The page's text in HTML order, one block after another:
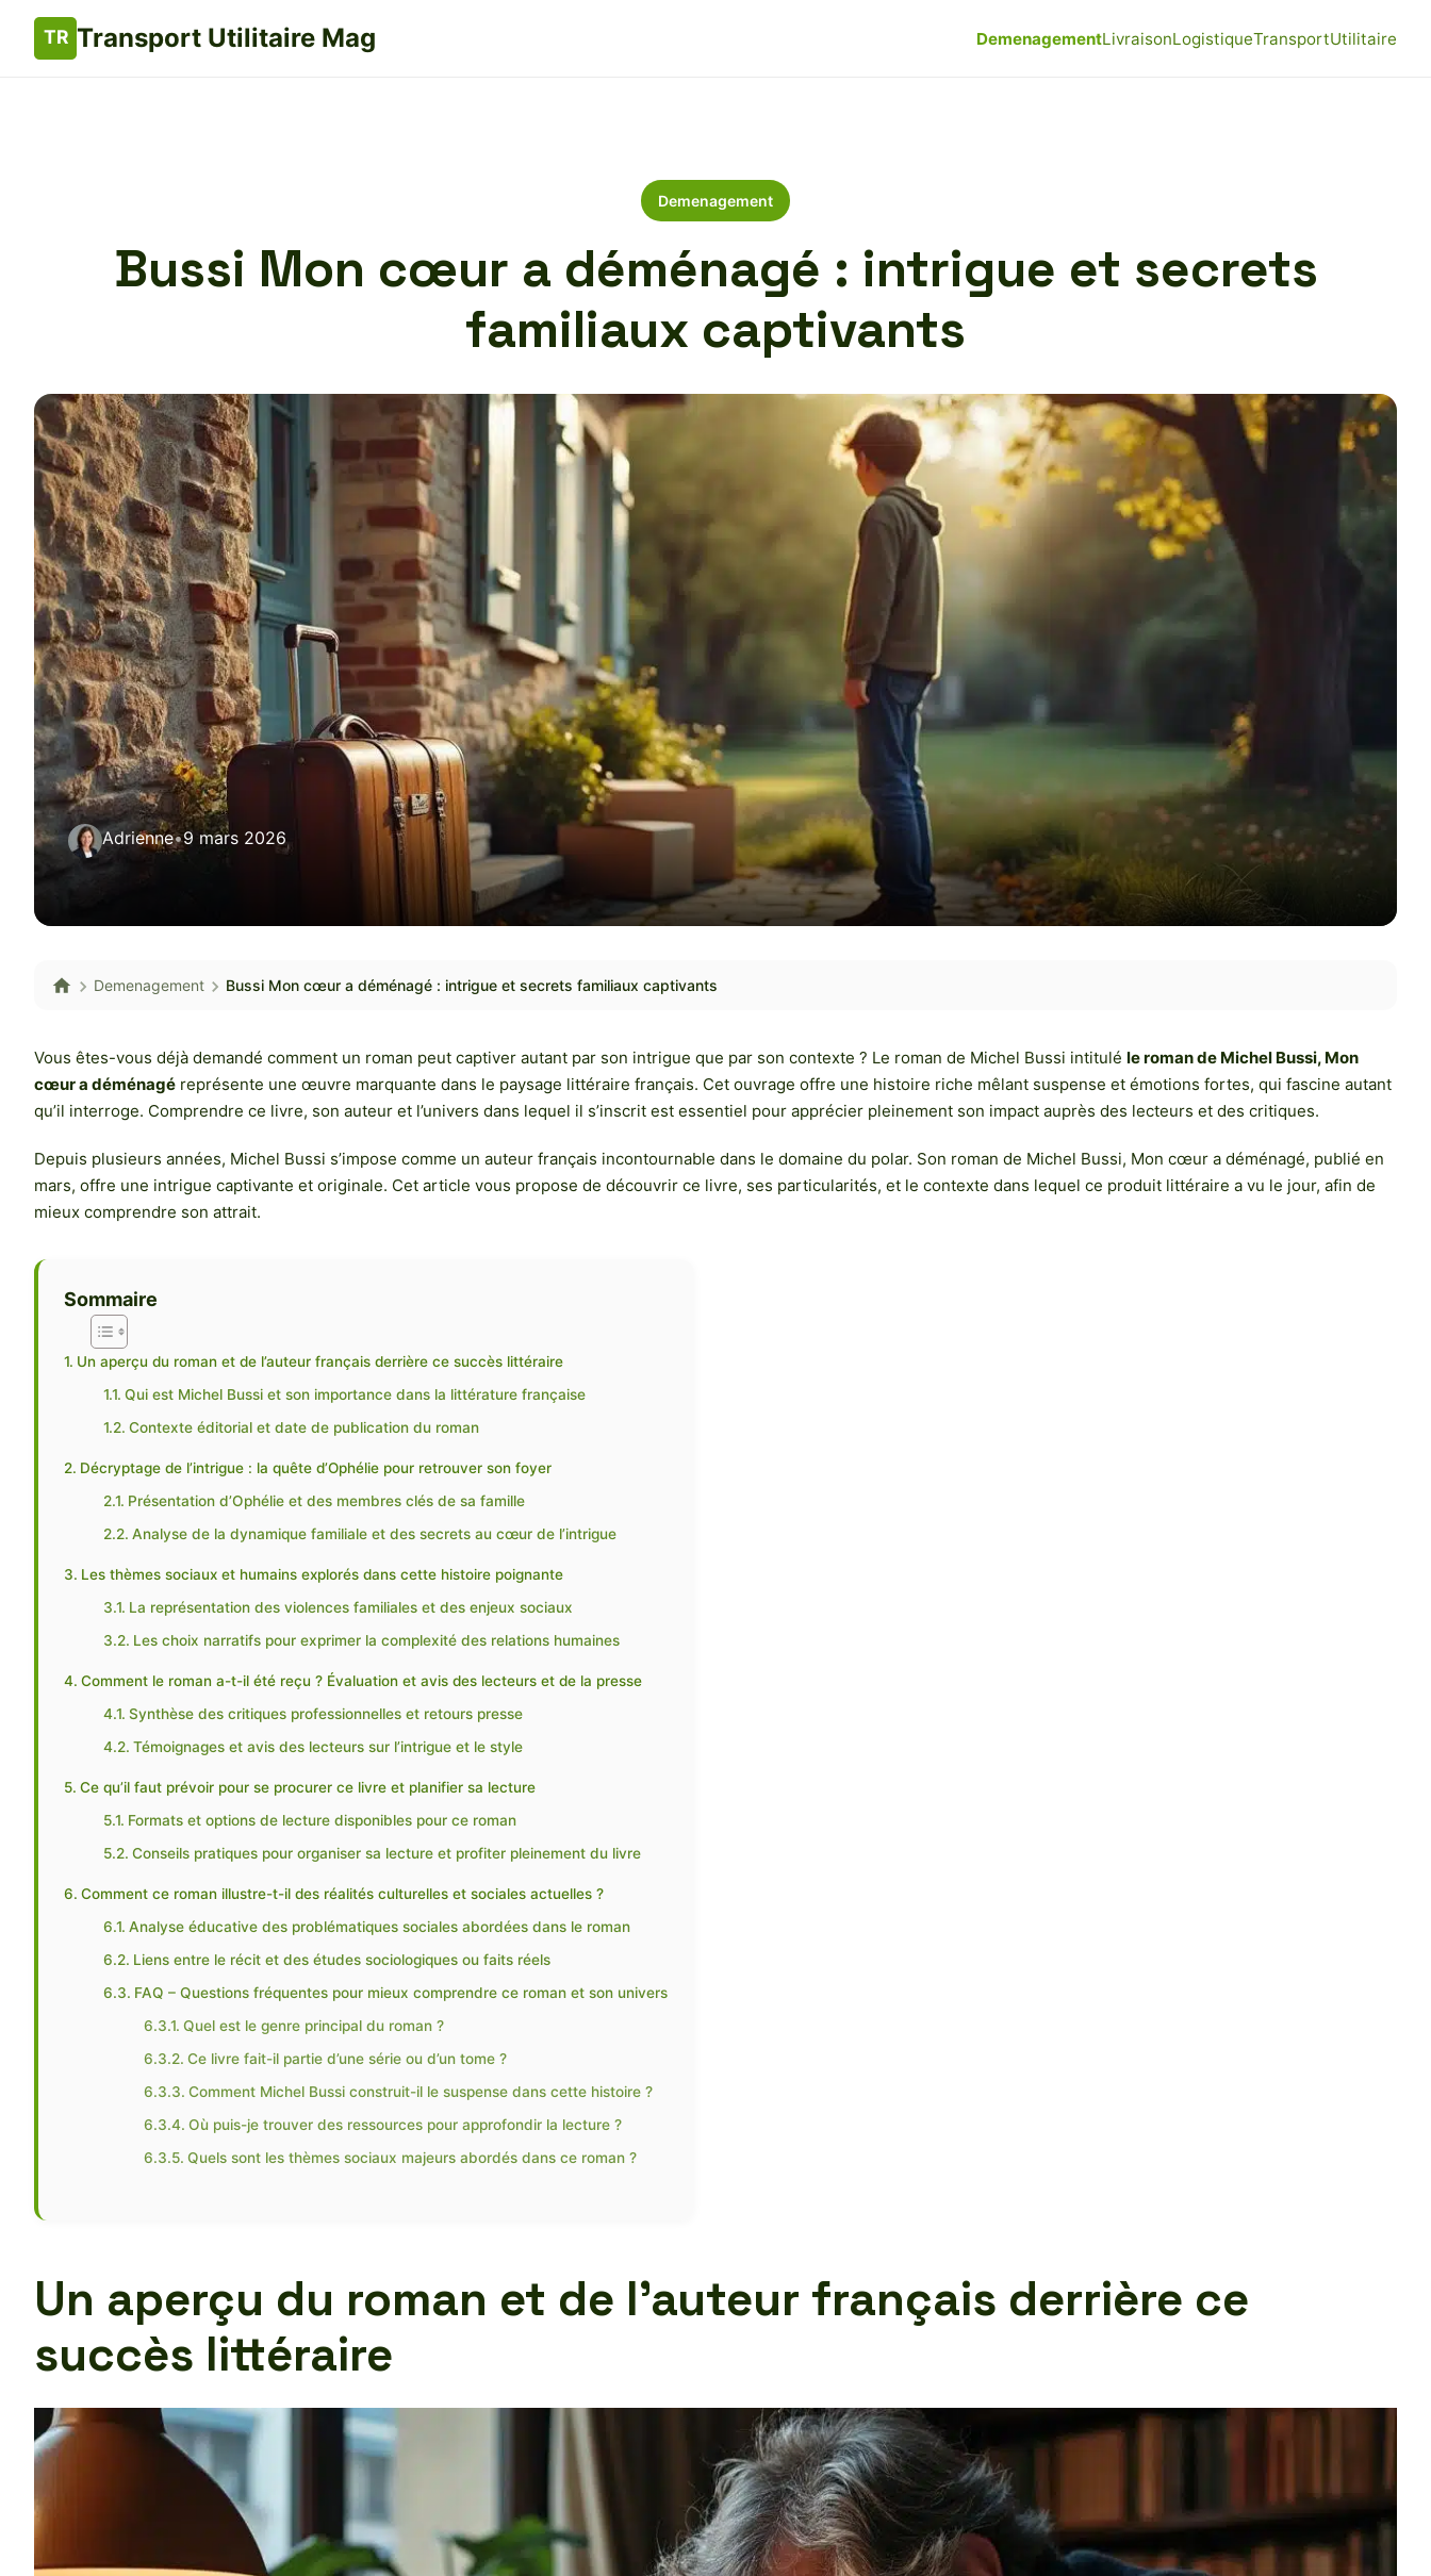
Transport Utilitaire Mag DemenagementLivraisonLogistiqueTransportUtilitaire
Demenagement
Bussi Mon cœur a déménagé : intrigue et secrets
familiaux captivants
Adrienne•9 mars 2026
Demenagement Bussi Mon cœur a déménagé : intrigue et secrets familiaux captivants
Vous êtes-vous déjà demandé comment un roman peut captiver autant par son intrigue que par son contexte ? Le roman de Michel Bussi intitulé le roman de Michel Bussi, Mon
cœur a déménagé représente une œuvre marquante dans le paysage littéraire français. Cet ouvrage offre une histoire riche mêlant suspense et émotions fortes, qui fascine autant
qu’il interroge. Comprendre ce livre, son auteur et l’univers dans lequel il s’inscrit est essentiel pour apprécier pleinement son impact auprès des lecteurs et des critiques.
Depuis plusieurs années, Michel Bussi s’impose comme un auteur français incontournable dans le domaine du polar. Son roman de Michel Bussi, Mon cœur a déménagé, publié en
mars, offre une intrigue captivante et originale. Cet article vous propose de découvrir ce livre, ses particularités, et le contexte dans lequel ce produit littéraire a vu le jour, afin de
mieux comprendre son attrait.
Sommaire
Un aperçu du roman et de l’auteur français derrière ce succès littéraire
Qui est Michel Bussi et son importance dans la littérature française
Contexte éditorial et date de publication du roman
Décryptage de l’intrigue : la quête d’Ophélie pour retrouver son foyer
Présentation d’Ophélie et des membres clés de sa famille
Analyse de la dynamique familiale et des secrets au cœur de l’intrigue
Les thèmes sociaux et humains explorés dans cette histoire poignante
La représentation des violences familiales et des enjeux sociaux
Les choix narratifs pour exprimer la complexité des relations humaines
Comment le roman a-t-il été reçu ? Évaluation et avis des lecteurs et de la presse
Synthèse des critiques professionnelles et retours presse
Témoignages et avis des lecteurs sur l’intrigue et le style
Ce qu’il faut prévoir pour se procurer ce livre et planifier sa lecture
Formats et options de lecture disponibles pour ce roman
Conseils pratiques pour organiser sa lecture et profiter pleinement du livre
Comment ce roman illustre-t-il des réalités culturelles et sociales actuelles ?
Analyse éducative des problématiques sociales abordées dans le roman
Liens entre le récit et des études sociologiques ou faits réels
FAQ – Questions fréquentes pour mieux comprendre ce roman et son univers
Quel est le genre principal du roman ?
Ce livre fait-il partie d’une série ou d’un tome ?
Comment Michel Bussi construit-il le suspense dans cette histoire ?
Où puis-je trouver des ressources pour approfondir la lecture ?
Quels sont les thèmes sociaux majeurs abordés dans ce roman ?
Un aperçu du roman et de l’auteur français derrière ce
succès littéraire